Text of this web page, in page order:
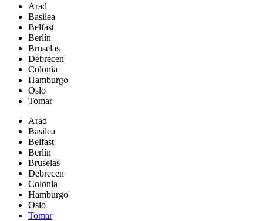
Arad
Basilea
Belfast
Berlín
Bruselas
Debrecen
Colonia
Hamburgo
Oslo
Tomar
Arad
Basilea
Belfast
Berlín
Bruselas
Debrecen
Colonia
Hamburgo
Oslo
Tomar